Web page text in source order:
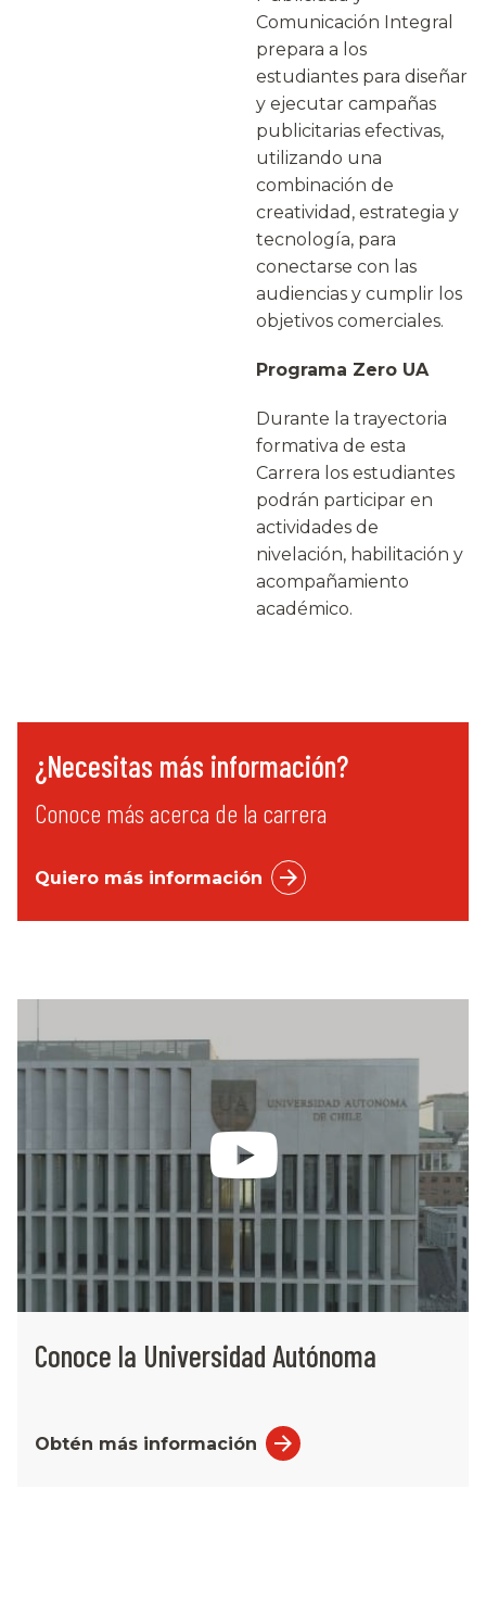
Comunicación Integral
prepara a los
estudiantes para diseñar
y ejecutar campañas
publicitarias efectivas,
utilizando una
combinación de
creatividad, estrategia y
tecnología, para
conectarse con las
audiencias y cumplir los
objetivos comerciales.
Programa Zero UA
Durante la trayectoria
formativa de esta
Carrera los estudiantes
podrán participar en
actividades de
nivelación, habilitación y
acompañamiento
académico.
¿Necesitas más información?
Conoce más acerca de la carrera
Quiero más información
Conoce la Universidad Autónoma
Obtén más información